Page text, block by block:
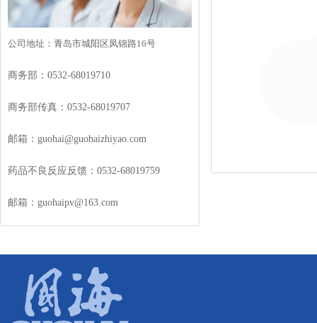
公司地址：青岛市城阳区凤锦路16号
商务部：0532-68019710
商务部传真：0532-68019707
邮箱：guohai@guohaizhiyao.com
药品不良反应反馈：0532-68019759
邮箱：guohaipv@163.com